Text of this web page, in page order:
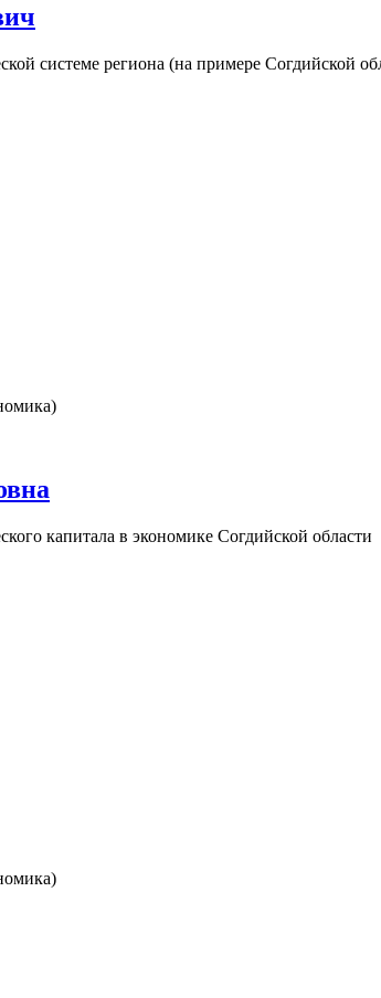
системе региона (на примере Согдийской
капитала в экономике Coгдийской области